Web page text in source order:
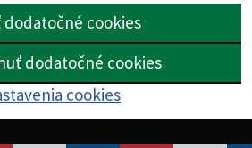
dodatočné cookies
dodatočné cookies
cookies